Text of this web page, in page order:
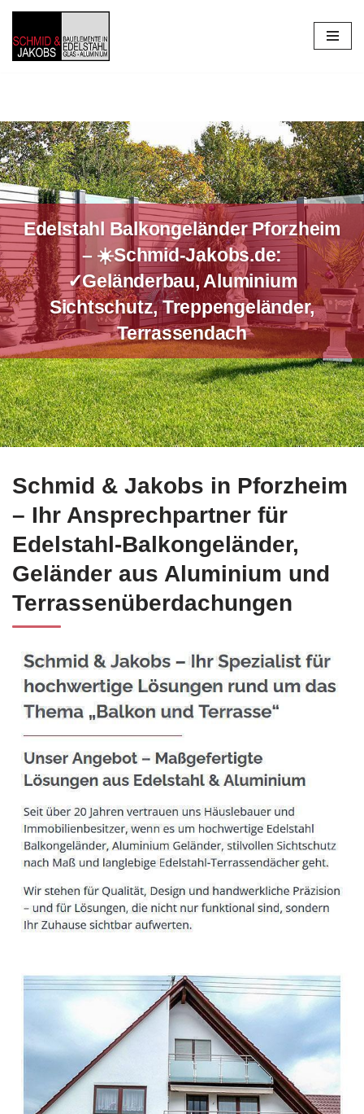
Zum
Inhalt
Edelstahl Balkongeländer Pforzheim
– ☀️Schmid-Jakobs.de:
✓Geländerbau, Aluminium
Sichtschutz, Treppengeländer,
Terrassendach
Profitieren Sie von Edelstahl Balkongeländer für Pforzheim
Schmid & Jakobs in Pforzheim
– Ihr Ansprechpartner für
Edelstahl-Balkongeländer,
Geländer aus Aluminium und
Terrassenüberdachungen